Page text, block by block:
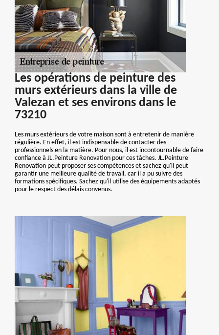
Les opérations de peinture des
murs extérieurs dans la ville de
Valezan et ses environs dans le
73210
Les murs extérieurs de votre maison sont à entretenir de manière
régulière. En effet, il est indispensable de contacter des
professionnels en la matière. Pour nous, il est incontournable de faire
confiance à JL.Peinture Renovation pour ces tâches. JL.Peinture
Renovation peut proposer ses compétences et sachez qu'il peut
garantir une meilleure qualité de travail, car il a pu suivre des
formations spécifiques. Sachez qu'il utilise des équipements adaptés
pour le respect des délais convenus.